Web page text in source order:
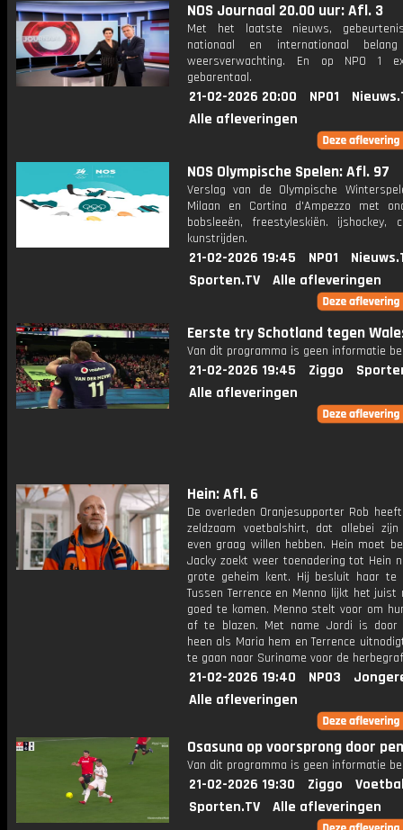
NOS Journaal 20.00 uur: Afl. 3
Met het laatste nieuws,
nationaal en internationaal
weersverwachting. En op NPO 1
gebarentaal.
21-02-2026 20:00 NPO1
Alle afleveringen
NOS Olympische Spelen: Afl. 97
Verslag van de Olympische
Milaan en Cortina d'Ampezzo met
bobsleeën, freestyleskiën. ijshockey,
kunstrijden.
21-02-2026 19:45 NPO1
Sporten.TV
Alle afleveringen
Eerste try Schotland tegen
Van dit programma is geen informatie
21-02-2026 19:45 Ziggo
Alle afleveringen
Hein: Afl. 6
De overleden Oranjesupporter Rob
zeldzaam voetbalshirt, dat allebei
even graag willen hebben. Hein moet
Jacky zoekt weer toenadering tot Hein
grote geheim kent. Hij besluit haar te
Tussen Terrence en Menno lijkt het juist
goed te komen. Menno stelt voor om
af te blazen. Met name Jordi is door
heen als Maria hem en Terrence
te gaan naar Suriname voor de
21-02-2026 19:40 NPO3
Alle afleveringen
Osasuna op voorsprong door
Van dit programma is geen informatie
21-02-2026 19:30 Ziggo
Sporten.TV
Alle afleveringen